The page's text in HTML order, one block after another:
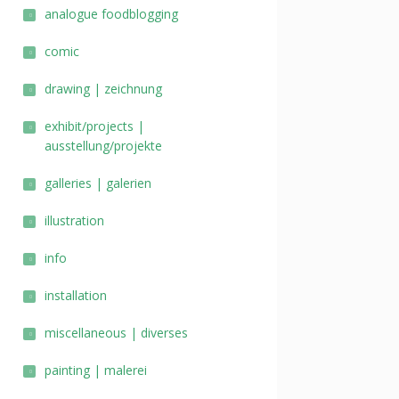
analogue foodblogging
comic
drawing | zeichnung
exhibit/projects |
ausstellung/projekte
galleries | galerien
illustration
info
installation
miscellaneous | diverses
painting | malerei